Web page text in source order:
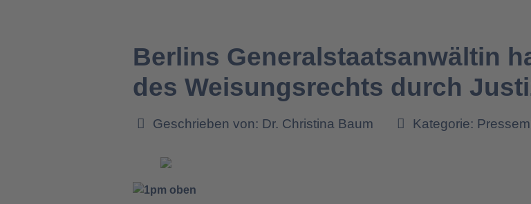
Berlins Generalstaatsanwältin
des Weisungsrechts durch
Geschrieben von: Dr. Christina Baum Kategorie: